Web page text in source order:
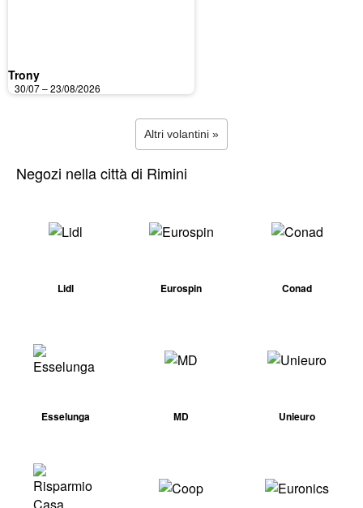
Trony
30/07 – 23/08/2026
Altri volantini »
Negozi nella città di Rimini
Lidl Eurospin Conad
Esselunga MD Unieuro